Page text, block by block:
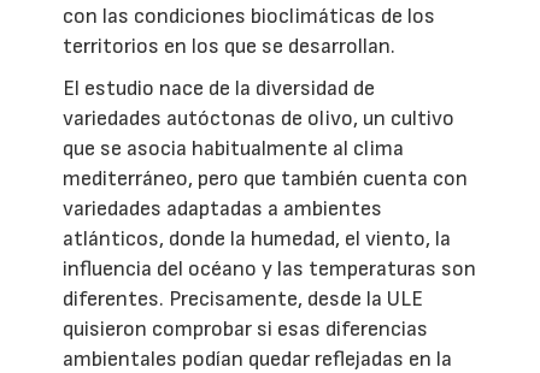
con las condiciones bioclimáticas de los
territorios en los que se desarrollan.
El estudio nace de la diversidad de
variedades autóctonas de olivo, un cultivo
que se asocia habitualmente al clima
mediterráneo, pero que también cuenta con
variedades adaptadas a ambientes
atlánticos, donde la humedad, el viento, la
influencia del océano y las temperaturas son
diferentes. Precisamente, desde la ULE
quisieron comprobar si esas diferencias
ambientales podían quedar reflejadas en la